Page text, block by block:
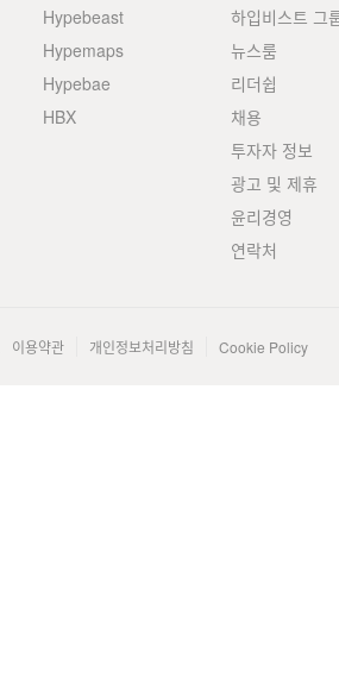
Hypebeast
Hypemaps
Hypebae
HBX
하입비스트 그
뉴스룸
리더쉽
채용
투자자 정보
광고 및 제휴
윤리경영
연락처
이용약관 개인정보처리방침 Cookie Policy